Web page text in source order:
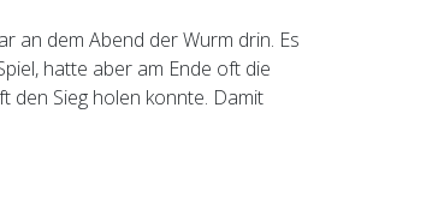
an dem Abend der Wurm drin. Es
hatte aber am Ende oft die
den Sieg holen konnte. Damit